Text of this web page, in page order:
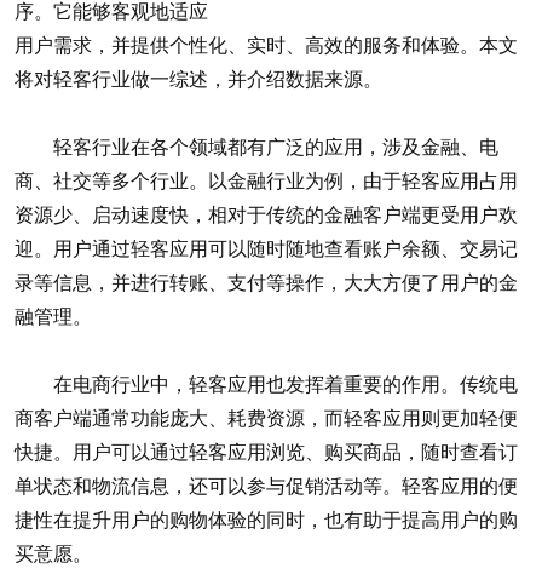
序。它能够客观地适应
用户需求，并提供个性化、实时、高效的服务和体验。本文
将对轻客行业做一综述，并介绍数据来源。
轻客行业在各个领域都有广泛的应用，涉及金融、电
商、社交等多个行业。以金融行业为例，由于轻客应用占用
资源少、启动速度快，相对于传统的金融客户端更受用户欢
迎。用户通过轻客应用可以随时随地查看账户余额、交易记
录等信息，并进行转账、支付等操作，大大方便了用户的金
融管理。
在电商行业中，轻客应用也发挥着重要的作用。传统电
商客户端通常功能庞大、耗费资源，而轻客应用则更加轻便
快捷。用户可以通过轻客应用浏览、购买商品，随时查看订
单状态和物流信息，还可以参与促销活动等。轻客应用的便
捷性在提升用户的购物体验的同时，也有助于提高用户的购
买意愿。